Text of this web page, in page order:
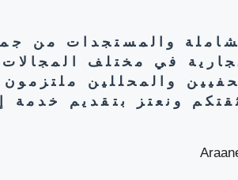
والمستجدات من
في مختلف
والمحللين
ونعتز بتقديم خدمة